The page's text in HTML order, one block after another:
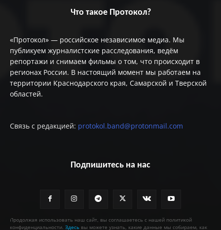
Что такое Протокол?
«Протокол» — российское независимое медиа. Мы
публикуем журналистские расследования, ведём
репортажи и снимаем фильмы о том, что происходит в
регионах России. В настоящий момент мы работаем на
территории Краснодарского края, Самарской и Тверской
областей.
Связь с редакцией: protokol.band@protonmail.com
Подпишитесь на нас
Продолжая использовать наш сайт, вы соглашаетесь с нашей политикой
конфиденциальности. Здесь вы можете узнать, какие данные мы собираем, как